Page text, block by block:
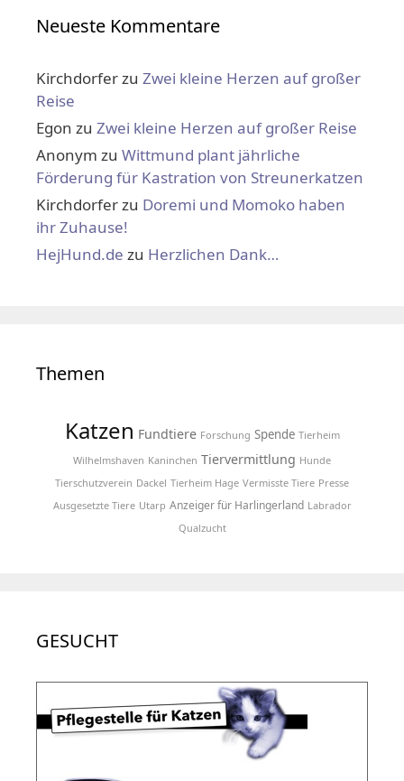
Neueste Kommentare
Kirchdorferzu Zwei kleine Herzen auf großer
Reise
Egon zu Zwei kleine Herzen auf großer Reise
Anonym zu Wittmund plant jährliche
Förderung für Kastration von Streunerkatzen
Kirchdorferzu Doremi und Momoko haben
ihr Zuhause!
HejHund.de zu Herzlichen Dank…
Themen
Katzen Fundtiere Forschung Spende Tierheim
Wilhelmshaven Kaninchen Tiervermittlung Hunde
Tierschutzverein Dackel Tierheim Hage Vermisste Tiere Presse
Ausgesetzte Tiere Utarp Anzeiger für Harlingerland Labrador
Qualzucht
GESUCHT